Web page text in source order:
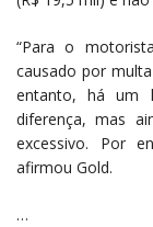
“Para o
causado por
entanto, há um
diferença, mas
excessivo. Por
afirmou Gold.
…